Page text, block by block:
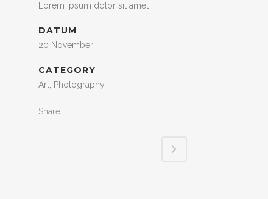
Lorem ipsum dolor sit amet
DATUM
20 November
CATEGORY
Art, Photography
Share